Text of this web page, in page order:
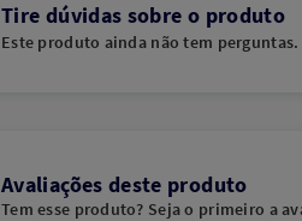
Tire dúvidas sobre o produto
Este produto ainda não tem perguntas.
Avaliações deste produto
Tem esse produto? Seja o primeiro a